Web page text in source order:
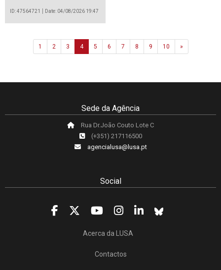
ID: 47564721 Date: 04/08/2026 19:47
1 2 3 4 5 6 7 8 9 10 »Next
Sede da Agência
Rua Dr.João Couto Lote C
(+351) 217116500
agencialusa@lusa.pt
Social
Acerca da LUSA
Contactos